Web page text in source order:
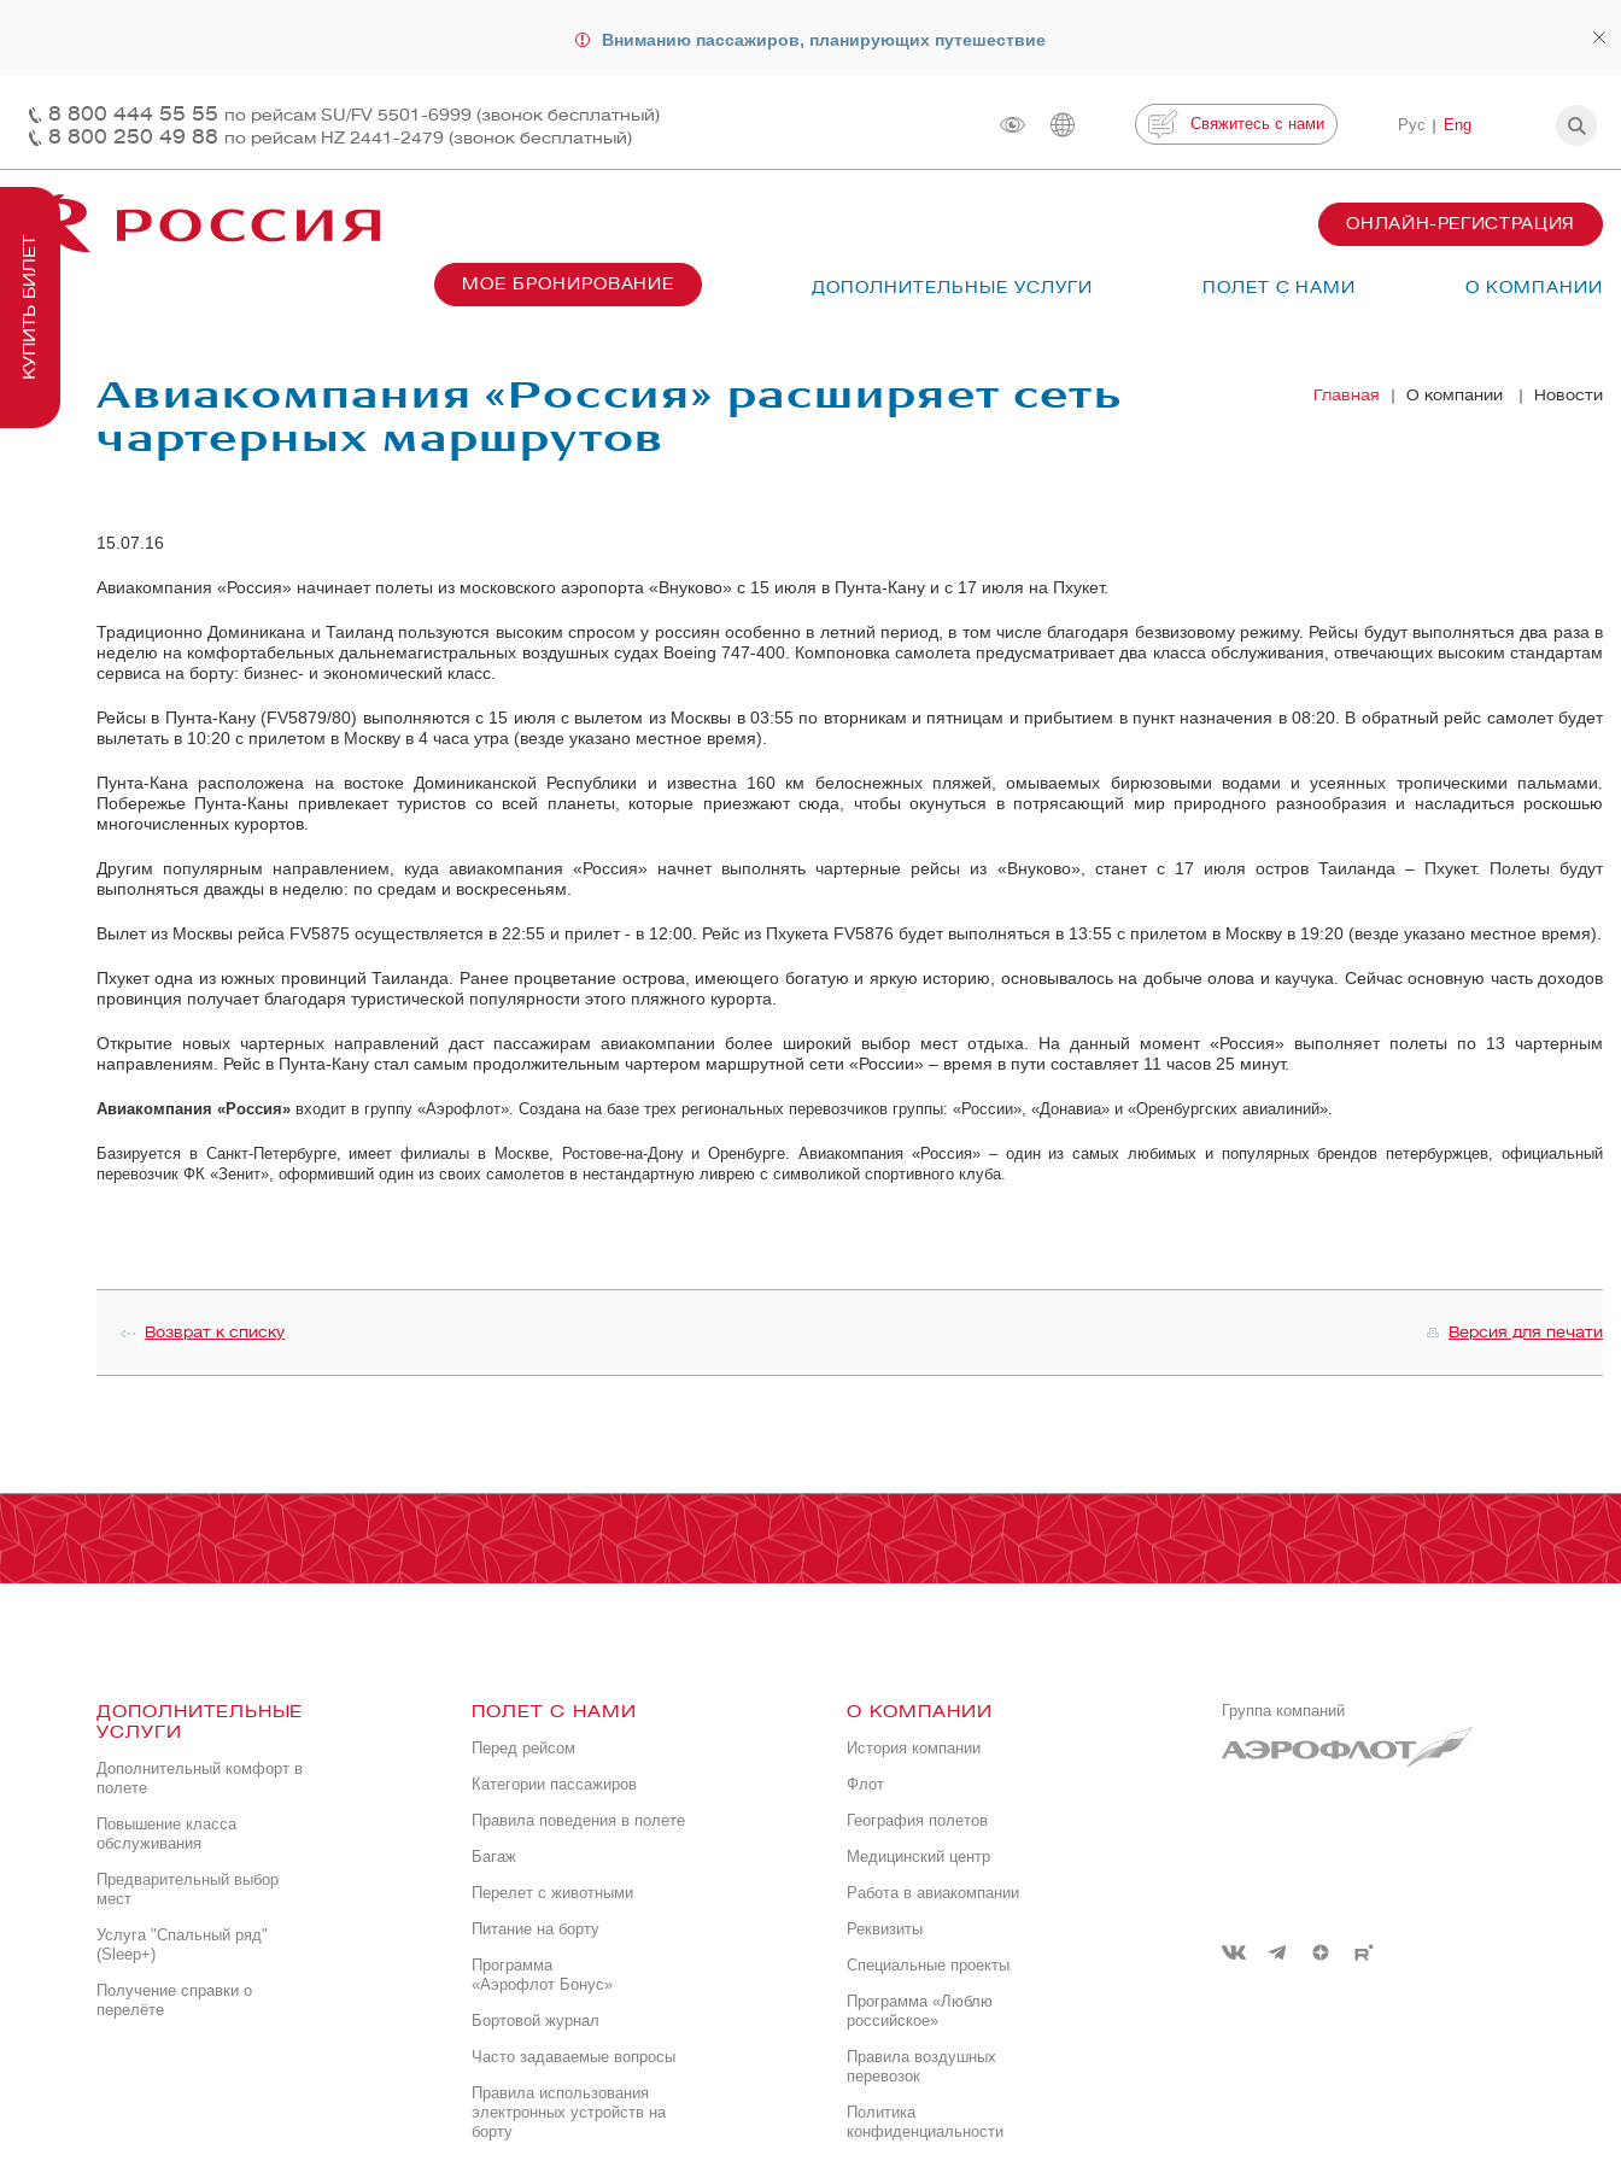
Вниманию пассажиров, планирующих путешествие
8 800 444 55 55 по рейсам SU/FV 5501-6999 (звонок бесплатный)
8 800 250 49 88 по рейсам HZ 2441-2479 (звонок бесплатный)
Свяжитесь с нами Рус Eng
ОНЛАЙН-РЕГИСТРАЦИЯ
МОЕ БРОНИРОВАНИЕ ДОПОЛНИТЕЛЬНЫЕ УСЛУГИ ПОЛЕТ С НАМИ О КОМПАНИИ
Заказ чартера
Пассажирам
На борту
Главная О компании Новости
Авиакомпания «Россия» расширяет сеть
чартерных маршрутов
15.07.16
Авиакомпания «Россия» начинает полеты из московского аэропорта «Внуково» с 15 июля в Пунта-Кану и с 17 июля на Пхукет.
Традиционно Доминикана и Таиланд пользуются высоким спросом у россиян особенно в летний период, в том числе благодаря безвизовому режиму. Рейсы будут выполняться два раза в
неделю на комфортабельных дальнемагистральных воздушных судах Boeing 747-400. Компоновка самолета предусматривает два класса обслуживания, отвечающих высоким стандартам
сервиса на борту: бизнес- и экономический класс.
Рейсы в Пунта-Кану (FV5879/80) выполняются с 15 июля с вылетом из Москвы в 03:55 по вторникам и пятницам и прибытием в пункт назначения в 08:20. В обратный рейс самолет будет
вылетать в 10:20 с прилетом в Москву в 4 часа утра (везде указано местное время).
Пунта-Кана расположена на востоке Доминиканской Республики и известна 160 км белоснежных пляжей, омываемых бирюзовыми водами и усеянных тропическими пальмами.
Побережье Пунта-Каны привлекает туристов со всей планеты, которые приезжают сюда, чтобы окунуться в потрясающий мир природного разнообразия и насладиться роскошью
многочисленных курортов.
Другим популярным направлением, куда авиакомпания «Россия» начнет выполнять чартерные рейсы из «Внуково», станет с 17 июля остров Таиланда – Пхукет. Полеты будут
выполняться дважды в неделю: по средам и воскресеньям.
Вылет из Москвы рейса FV5875 осуществляется в 22:55 и прилет - в 12:00. Рейс из Пхукета FV5876 будет выполняться в 13:55 с прилетом в Москву в 19:20 (везде указано местное время).
Пхукет одна из южных провинций Таиланда. Ранее процветание острова, имеющего богатую и яркую историю, основывалось на добыче олова и каучука. Сейчас основную часть доходов
провинция получает благодаря туристической популярности этого пляжного курорта.
Открытие новых чартерных направлений даст пассажирам авиакомпании более широкий выбор мест отдыха. На данный момент «Россия» выполняет полеты по 13 чартерным
направлениям. Рейс в Пунта-Кану стал самым продолжительным чартером маршрутной сети «России» – время в пути составляет 11 часов 25 минут.
Авиакомпания «Россия» входит в группу «Аэрофлот». Создана на базе трех региональных перевозчиков группы: «России», «Донавиа» и «Оренбургских авиалиний».
Базируется в Санкт-Петербурге, имеет филиалы в Москве, Ростове-на-Дону и Оренбурге. Авиакомпания «Россия» – один из самых любимых и популярных брендов петербуржцев, официальный
перевозчик ФК «Зенит», оформивший один из своих самолетов в нестандартную ливрею с символикой спортивного клуба.
Возврат к списку Версия для печати
ДОПОЛНИТЕЛЬНЫЕ
УСЛУГИ
Дополнительный комфорт в
полете
Повышение класса
обслуживания
Предварительный выбор
мест
Услуга "Спальный ряд"
(Sleep+)
Получение справки о
перелёте
ПОЛЕТ С НАМИ
Перед рейсом
Категории пассажиров
Правила поведения в полете
Багаж
Перелет с животными
Питание на борту
Программа
«Аэрофлот Бонус»
Бортовой журнал
Часто задаваемые вопросы
Правила использования
электронных устройств на
борту
О КОМПАНИИ
История компании
Флот
География полетов
Медицинский центр
Работа в авиакомпании
Реквизиты
Специальные проекты
Программа «Люблю
российское»
Правила воздушных
перевозок
Политика
конфиденциальности
Группа компаний
КУПИТЬ БИЛЕТ